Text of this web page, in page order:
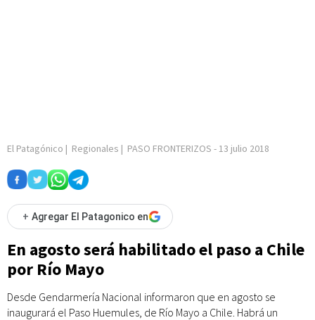
El Patagónico | Regionales | PASO FRONTERIZOS - 13 julio 2018
+ Agregar El Patagonico en
En agosto será habilitado el paso a Chile
por Río Mayo
Desde Gendarmería Nacional informaron que en agosto se
inaugurará el Paso Huemules, de Río Mayo a Chile. Habrá un